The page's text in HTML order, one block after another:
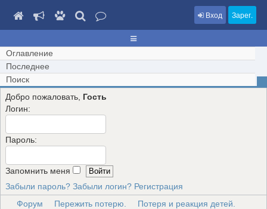
Вход Зарег.
Оглавление
Последнее
Поиск
Добро пожаловать, Гость
Логин:
Пароль:
Запомнить меня
Забыли пароль? Забыли логин? Регистрация
Форум
Пережить потерю.
Потеря и реакция детей.